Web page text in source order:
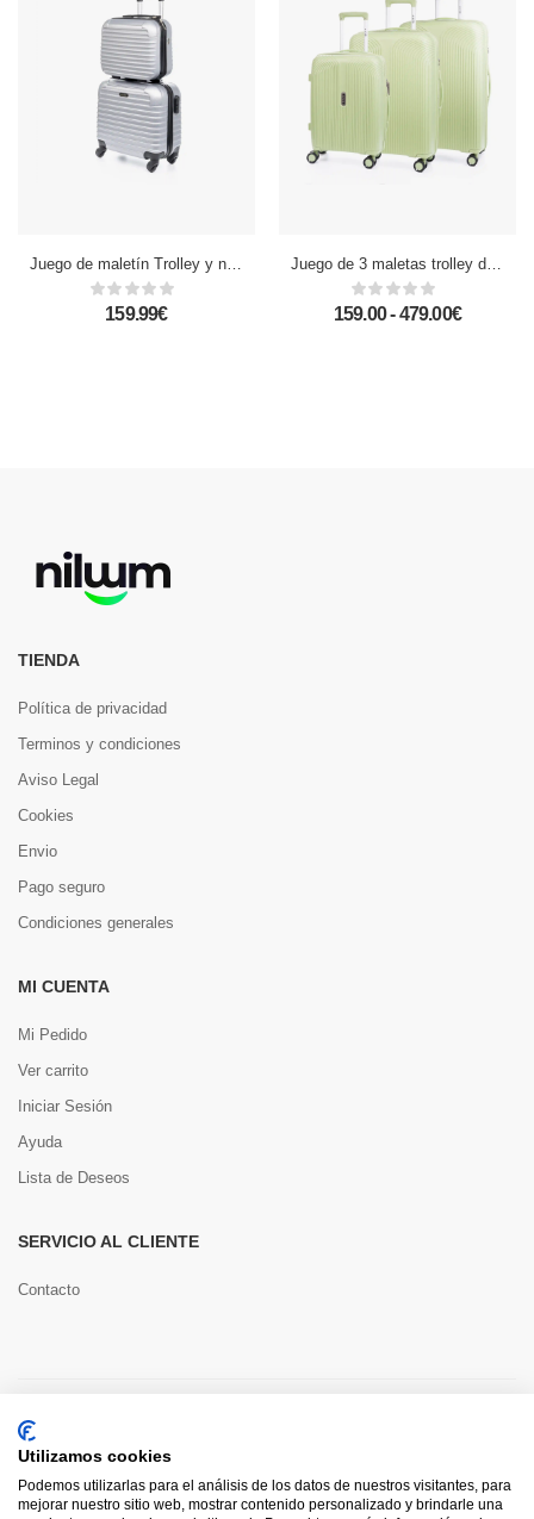
Juego de maletín Trolley y neceser, en material ligero ABS de alta resistencia. Cerradura numérica, 4 ruedas giratorias 360.
159.99€
Juego de 3 maletas trolley de PP resistente a la rotura. Cerradura TSA numérica, 4 ruedas dobles giratorias 360°.
159.00 - 479.00€
TIENDA
Política de privacidad
Terminos y condiciones
Aviso Legal
Cookies
Envio
Pago seguro
Condiciones generales
MI CUENTA
Mi Pedido
Ver carrito
Iniciar Sesión
Ayuda
Lista de Deseos
SERVICIO AL CLIENTE
Contacto
Utilizamos cookies
Podemos utilizarlas para el análisis de los datos de nuestros visitantes, para
mejorar nuestro sitio web, mostrar contenido personalizado y brindarle una